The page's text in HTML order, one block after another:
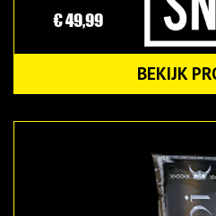
€ 49,99
BEKIJK